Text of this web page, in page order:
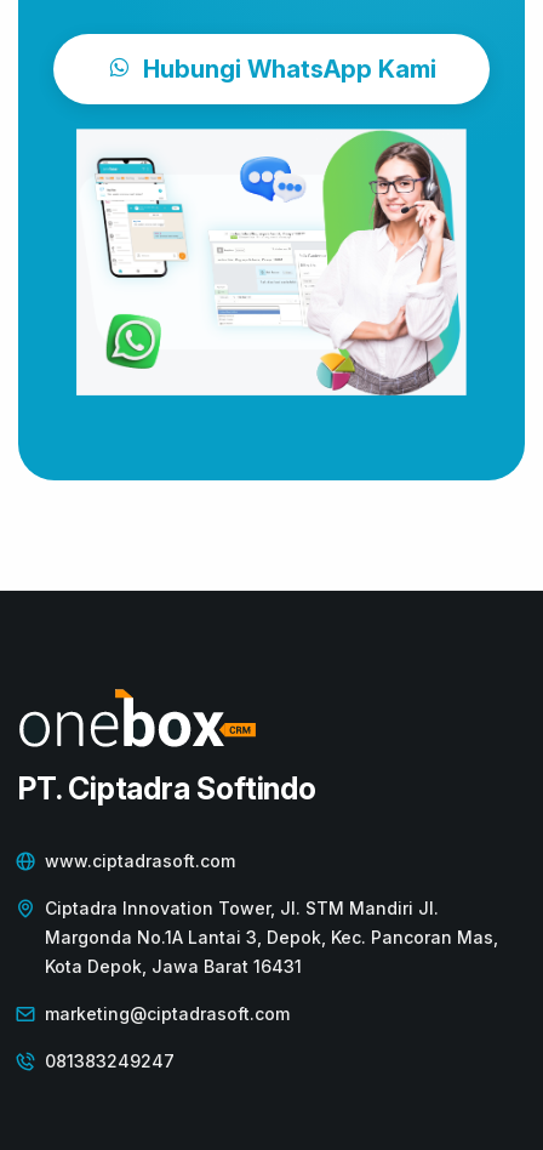
Hubungi WhatsApp Kami
PT. Ciptadra Softindo
www.ciptadrasoft.com
Ciptadra Innovation Tower, Jl. STM Mandiri Jl.
Margonda No.1A Lantai 3, Depok, Kec. Pancoran Mas,
Kota Depok, Jawa Barat 16431
marketing@ciptadrasoft.com
081383249247